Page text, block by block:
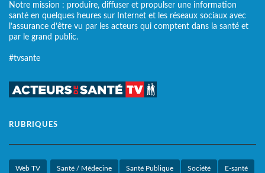
Notre mission : produire, diffuser et propulser une information
santé en quelques heures sur Internet et les réseaux sociaux avec
l’assurance d’être vu par les acteurs qui comptent dans la santé et
par le grand public.
#tvsante
RUBRIQUES
Web TV Santé / Médecine Santé Publique Société E-santé